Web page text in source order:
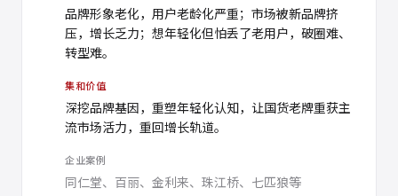
品牌形象老化，用户老龄化严重；市场被新品牌挤
压，增长乏力；想年轻化但怕丢了老用户，破圈难、
转型难。
集和价值
深挖品牌基因，重塑年轻化认知，让国货老牌重获主
流市场活力，重回增长轨道。
企业案例
同仁堂、百丽、金利来、珠江桥、七匹狼等